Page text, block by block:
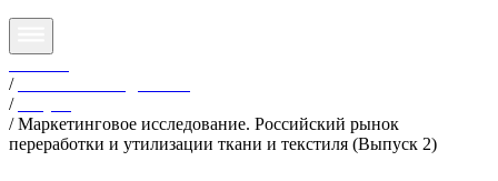
/
/
/Маркетинговое исследование. Российский рынок
переработки и утилизации ткани и текстиля (Выпуск 2)